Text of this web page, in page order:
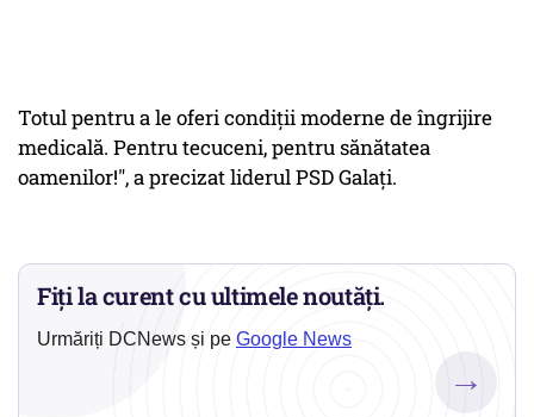
Totul pentru a le oferi condiții moderne de îngrijire
medicală. Pentru tecuceni, pentru sănătatea
oamenilor!", a precizat liderul PSD Galați.
Fiți la curent cu ultimele noutăți.
Urmăriți DCNews și pe Google News
→